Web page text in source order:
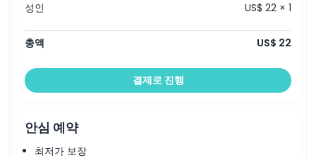
성인
US$ 22 × 1
총액 US$ 22
결제로 진행
안심 예약
최저가 보장